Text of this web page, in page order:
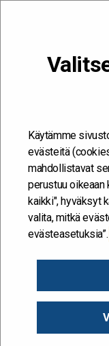
Käytämme
evästeitä
mahdollistavat
perustuu oikeaan
kaikki", hyväksyt
valita, mitkä
evästeasetuksia”.
Kehitän ja kehityn